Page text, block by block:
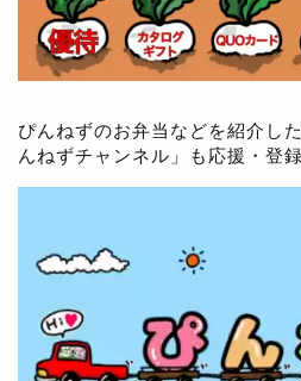
ぴんねずのお弁当などを紹介し
んねずチャンネル 」も応援・登